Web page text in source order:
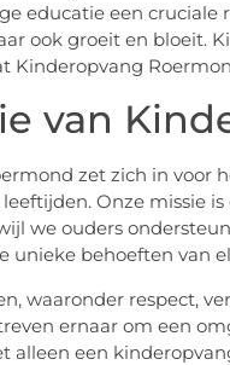
educatie een
ook groeit en bloeit.
Kinderopvang
van
zet zich in voor
Onze missie
we ouders
unieke behoeften van
waaronder respect,
ernaar om een
alleen een